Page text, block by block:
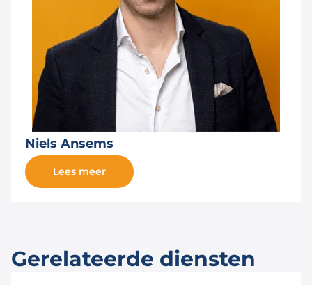
Niels Ansems
Lees meer
Gerelateerde diensten